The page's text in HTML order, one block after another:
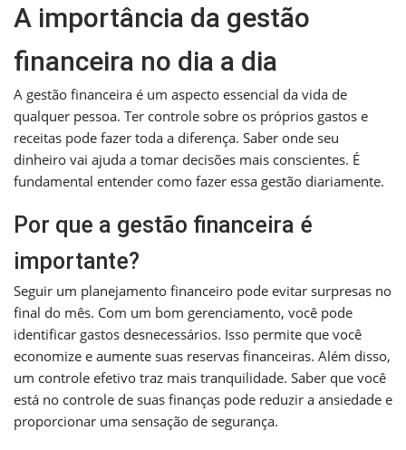
A importância da gestão
financeira no dia a dia
A gestão financeira é um aspecto essencial da vida de
qualquer pessoa. Ter controle sobre os próprios gastos e
receitas pode fazer toda a diferença. Saber onde seu
dinheiro vai ajuda a tomar decisões mais conscientes. É
fundamental entender como fazer essa gestão diariamente.
Por que a gestão financeira é
importante?
Seguir um planejamento financeiro pode evitar surpresas no
final do mês. Com um bom gerenciamento, você pode
identificar gastos desnecessários. Isso permite que você
economize e aumente suas reservas financeiras. Além disso,
um controle efetivo traz mais tranquilidade. Saber que você
está no controle de suas finanças pode reduzir a ansiedade e
proporcionar uma sensação de segurança.